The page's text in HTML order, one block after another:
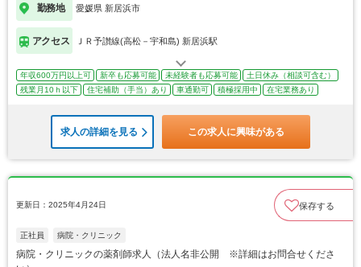
勤務地 愛媛県 新居浜市
アクセス ＪＲ予讃線(高松－宇和島) 新居浜駅
年収600万円以上可 新卒も応募可能 未経験者も応募可能
土日休み（相談可含む）
残業月10ｈ以下
住宅補助（手当）あり 車通勤可 積極採用中 在宅業務あり
求人の詳細を見る この求人に興味がある
更新日：2025年4月24日 保存する
正社員 病院・クリニック
病院・クリニックの薬剤師求人（法人名非公開 ※詳細はお問合せくださ